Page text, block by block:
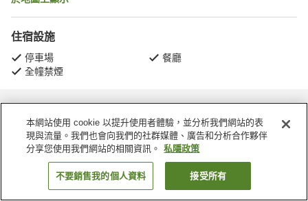
住宿設施
停車場
餐廳
全幢禁煙
主頁 台灣 台東 台馬里鄉 Sunrise Hotel & Resort Taimali
找客房
本網站使用 cookie 以提升使用者體驗，並分析我們網站的表
現與流量。我們也會向我們的社群媒體、廣告和分析合作夥伴
分享您使用我們網站的相關資訊。
私隱政策
不要銷售我的個人資料 接受所有